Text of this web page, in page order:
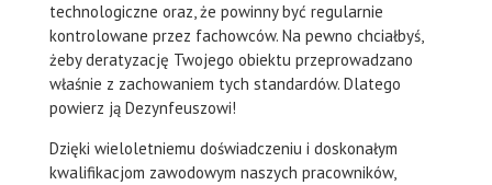
technologiczne oraz, że powinny być regularnie
kontrolowane przez fachowców. Na pewno chciałbyś,
żeby deratyzację Twojego obiektu przeprowadzano
właśnie z zachowaniem tych standardów. Dlatego
powierz ją Dezynfeuszowi!
Dzięki wieloletniemu doświadczeniu i doskonałym
kwalifikacjom zawodowym naszych pracowników,